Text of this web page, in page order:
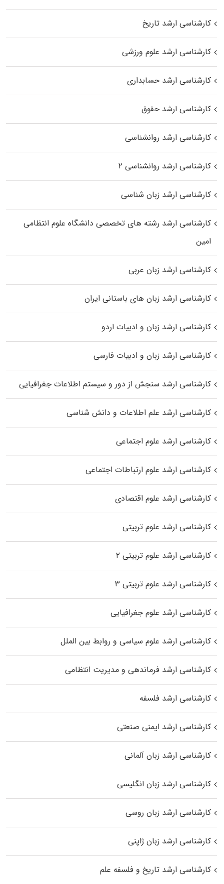
کارشناسی ارشد تاریخ
کارشناسی ارشد علوم ورزشی
کارشناسی ارشد حسابداری
کارشناسی ارشد حقوق
کارشناسی ارشد روانشناسی
کارشناسی ارشد روانشناسی ۲
کارشناسی ارشد زبان شناسی
کارشناسی ارشد رﺷﺘﻪ ﻫﺎی تخصصی داﻧﺸﮕﺎه ﻋﻠﻮم انتظامی
اﻣﻴﻦ
کارشناسی ارشد زبان عربی
کارشناسی ارشد زبان‌ های باستانی ایران
کارشناسی ارشد زبان و ادبیات اردو
کارشناسی ارشد زبان و ادبیات فارسی
کارشناسی ارشد سنجش از دور و سیستم اطلاعات جغرافیایی
کارشناسی ارشد علم اطلاعات و دانش شناسی
کارشناسی ارشد علوم اجتماعی
کارشناسی ارشد علوم ارتباطات اجتماعی
کارشناسی ارشد علوم اقتصادی
کارشناسی ارشد علوم تربیتی
کارشناسی ارشد علوم تربیتی ۲
کارشناسی ارشد علوم تربیتی ۳
کارشناسی ارشد علوم جغرافیایی
کارشناسی ارشد علوم سیاسی و روابط بین الملل
کارشناسی ارشد فرماندهی و مدیریت انتظامی
کارشناسی ارشد فلسفه
کارشناسی ارشد ایمنی صنعتی
کارشناسی ارشد زبان آلمانی
کارشناسی ارشد زبان انگلیسی
کارشناسی ارشد زبان روسی
کارشناسی ارشد زبان ژاپنی
کارشناسی ارشد تاریخ و فلسفه علم